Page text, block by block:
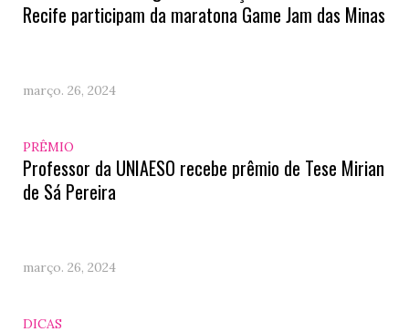
Recife participam da maratona Game Jam das Minas
março. 26, 2024
PRÊMIO
Professor da UNIAESO recebe prêmio de Tese Mirian
de Sá Pereira
março. 26, 2024
DICAS